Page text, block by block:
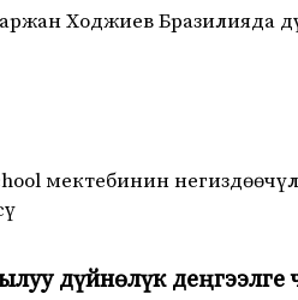
Ходжиев Бразилияда
мектебинин
дүйнөлүк деңгээлге